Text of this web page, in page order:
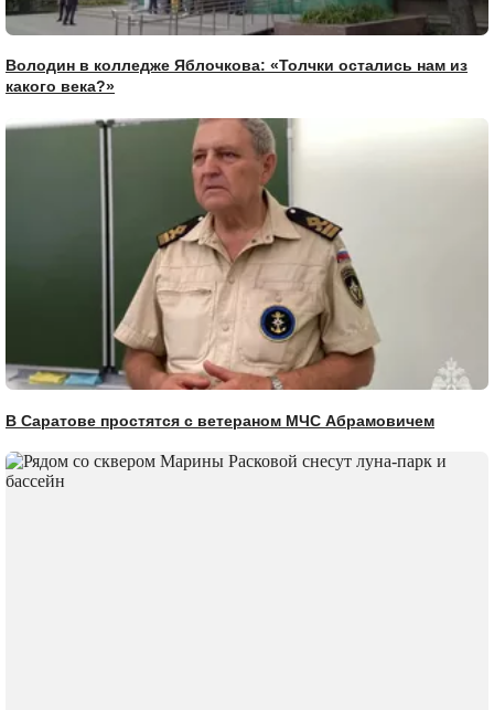
Володин в колледже Яблочкова: «Толчки остались нам из
какого века?»
В Саратове простятся с ветераном МЧС Абрамовичем